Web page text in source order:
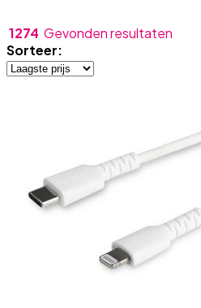
1274 Gevonden resultaten
Sorteer: